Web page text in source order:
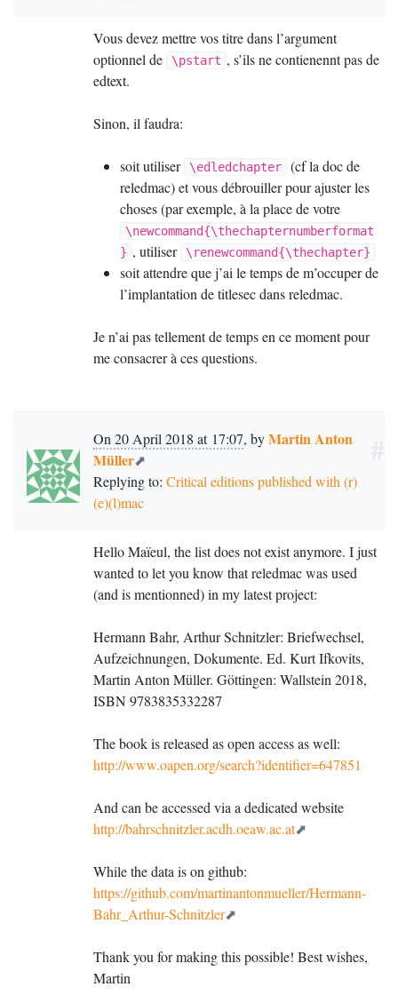
\or
\fi
}
\makeatletter
\def\@makechapterhead#1{%
{\parindent \z@ \centering
\@chapapp\space
\thechapternumberformat
\fi
}}
\begin{document}
\part{Introdução}
\part{Edição}
\selectlanguage{latin}
%\renewcommand{\cleardoublepage}{}
%\renewcommand{\clearpage}{}
%\chapter{Libri secundi geographiae
pars secunda eam geographiae partem
complectens quam practicam lubet
secunda}
%
%\endgroup
\beginnumbering
\pstart
\textbf{\textsc{Libri secvndi
geographiae}\Bfootnote{Na primeira
parte o título era diferente:
\textit{Liber secundus
cosmotheoriae}}} pars secvnda eam
\pend
\pstart
\textbf{Summa terrarum orbis uniuersi
Vous devez mettre vos titre dans l’argument
optionnel de
\pstart , s’ils ne contienennt pas de
edtext.
Sinon, il faudra:
soit utiliser \edledchapter
(cf la doc de
reledmac) et vous débrouiller pour ajuster les
choses (par exemple, à la place de votre
\newcommand{\thechapternumberformat
} , utiliser \renewcommand{\thechapter}
soit attendre que j’ai le temps de m’occuper de
l’implantation de titlesec dans reledmac.
Je n’ai pas tellement de temps en ce moment pour
me consacrer à ces questions.
On 20 April 2018 at 17:07, byMartin Anton
Müller
Replying to: Critical editions published with (r)
(e)(l)mac
Hello Maïeul, the list does not exist anymore. I just
wanted to let you know that reledmac was used
(and is mentionned) in my latest project:
Hermann Bahr, Arthur Schnitzler: Briefwechsel,
Aufzeichnungen, Dokumente. Ed. Kurt Ifkovits,
Martin Anton Müller. Göttingen: Wallstein 2018,
ISBN9783835332287
The book is released as open access as well:
http://www.oapen.org/search?identifier=647851
And can be accessed via a dedicated website
http://bahrschnitzler.acdh.oeaw.ac.at
While the data is on github:
https://github.com/martinantonmueller/Hermann-
Bahr_Arthur-Schnitzler
Thank you for making this possible! Best wishes,
Martin